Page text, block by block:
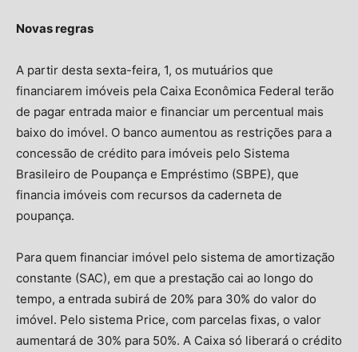
Novas regras
A partir desta sexta-feira, 1, os mutuários que
financiarem imóveis pela Caixa Econômica Federal terão
de pagar entrada maior e financiar um percentual mais
baixo do imóvel. O banco aumentou as restrições para a
concessão de crédito para imóveis pelo Sistema
Brasileiro de Poupança e Empréstimo (SBPE), que
financia imóveis com recursos da caderneta de
poupança.
Para quem financiar imóvel pelo sistema de amortização
constante (SAC), em que a prestação cai ao longo do
tempo, a entrada subirá de 20% para 30% do valor do
imóvel. Pelo sistema Price, com parcelas fixas, o valor
aumentará de 30% para 50%. A Caixa só liberará o crédito